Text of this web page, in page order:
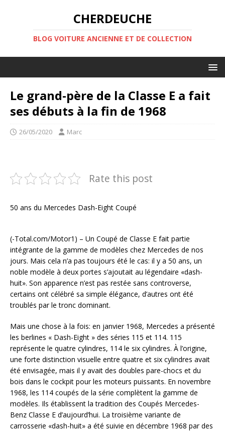
CHERDEUCHE
BLOG VOITURE ANCIENNE ET DE COLLECTION
Le grand-père de la Classe E a fait
ses débuts à la fin de 1968
26/05/2020 Marc
Rate this post
50 ans du Mercedes Dash-Eight Coupé
(-Total.com/Motor1) – Un Coupé de Classe E fait partie
intégrante de la gamme de modèles chez Mercedes de nos
jours. Mais cela n’a pas toujours été le cas: il y a 50 ans, un
noble modèle à deux portes s’ajoutait au légendaire «dash-
huit». Son apparence n’est pas restée sans controverse,
certains ont célébré sa simple élégance, d’autres ont été
troublés par le tronc dominant.
Mais une chose à la fois: en janvier 1968, Mercedes a présenté
les berlines « Dash-Eight » des séries 115 et 114. 115
représente le quatre cylindres, 114 le six cylindres. À l’origine,
une forte distinction visuelle entre quatre et six cylindres avait
été envisagée, mais il y avait des doubles pare-chocs et du
bois dans le cockpit pour les moteurs puissants. En novembre
1968, les 114 coupés de la série complètent la gamme de
modèles. Ils établissent la tradition des Coupés Mercedes-
Benz Classe E d’aujourd’hui. La troisième variante de
carrosserie «dash-huit» a été suivie en décembre 1968 par des